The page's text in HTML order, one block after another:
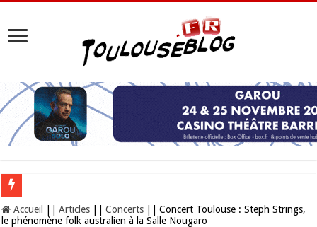
Les Nocturnes de la Cité de l’espace 2026 : l’événement incontournable de
Accueil Articles Concerts
Concert Toulouse : Steph Strings,
le phénomène folk australien à la Salle Nougaro